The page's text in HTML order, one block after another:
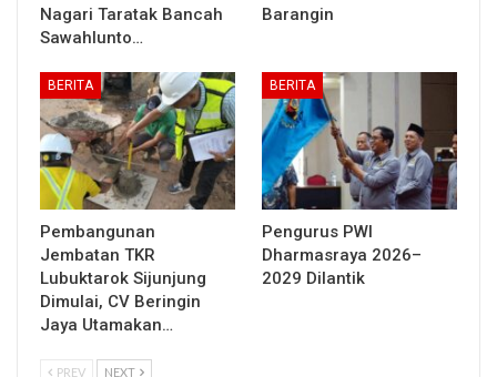
Nagari Taratak Bancah
Sawahlunto…
Barangin
BERITA
Pembangunan
Jembatan TKR
Lubuktarok Sijunjung
Dimulai, CV Beringin
Jaya Utamakan…
BERITA
Pengurus PWI
Dharmasraya 2026–
2029 Dilantik
PREV NEXT